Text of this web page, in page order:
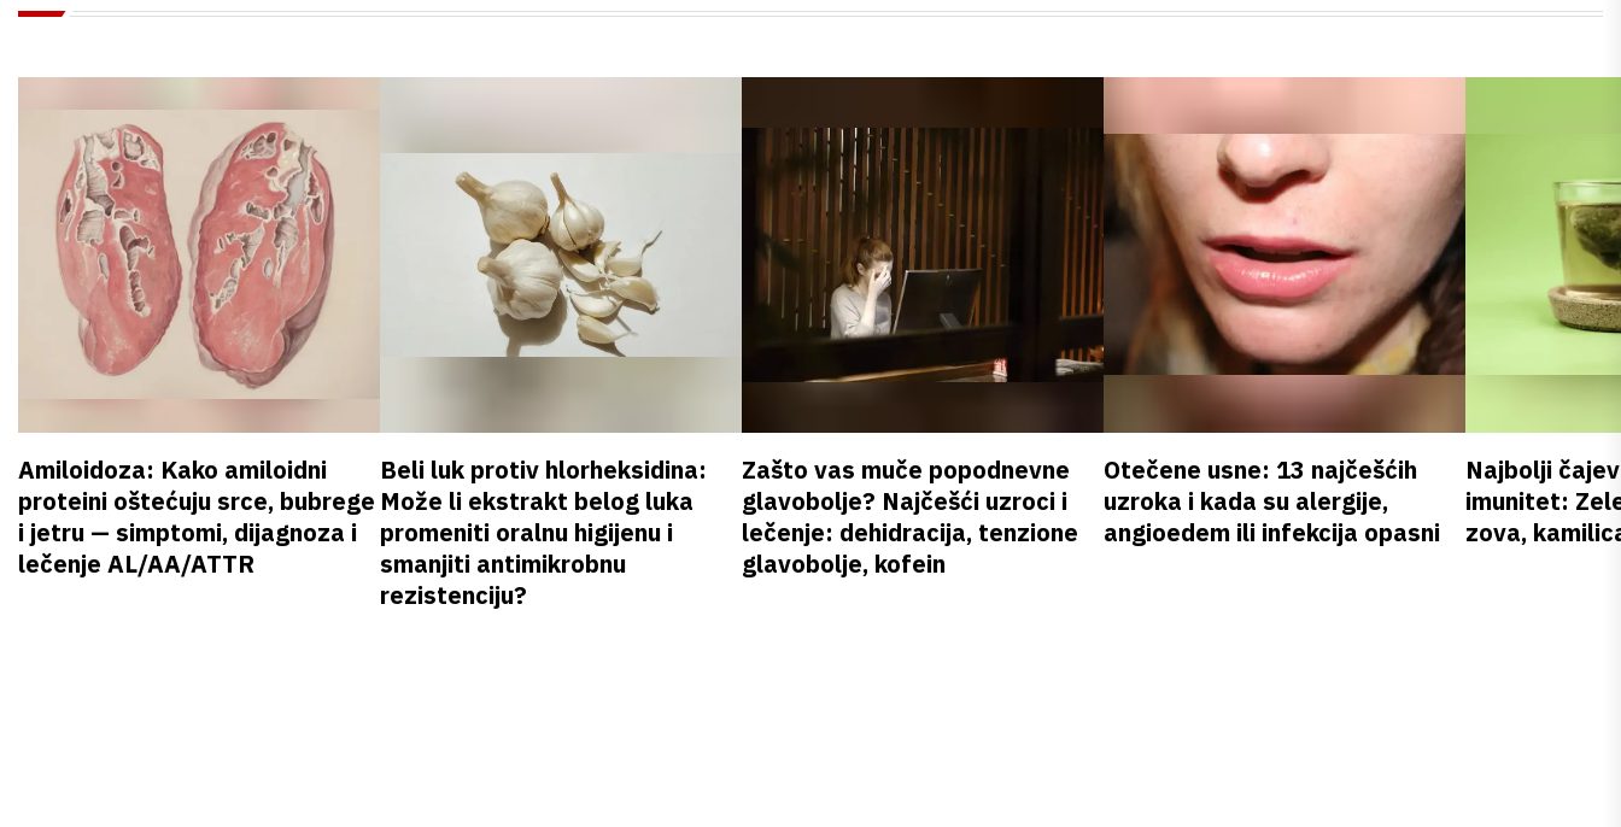
Amiloidoza: Kako amiloidni
proteini oštećuju srce, bubrege
i jetru — simptomi, dijagnoza i
lečenje AL/AA/ATTR
Beli luk protiv hlorheksidina:
Može li ekstrakt belog luka
promeniti oralnu higijenu i
smanjiti antimikrobnu
rezistenciju?
Zašto vas muče popodnevne
glavobolje? Najčešći uzroci i
lečenje: dehidracija, tenzione
glavobolje, kofein
Otečene usne: 13 najčešćih
uzroka i kada su alergije,
angioedem ili infekcija opasni
Najbolji
imunitet:
zova,